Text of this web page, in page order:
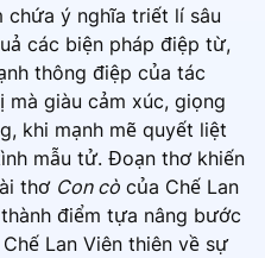
chứa ý nghĩa triết lí sâu
các biện pháp điệp từ,
thông điệp của tác
mà giàu cảm xúc, giọng
khi mạnh mẽ quyết liệt
mẫu tử. Đoạn thơ khiến
thơ Con cò của Chế Lan
điểm tựa nâng bước
Lan Viên thiên về sự